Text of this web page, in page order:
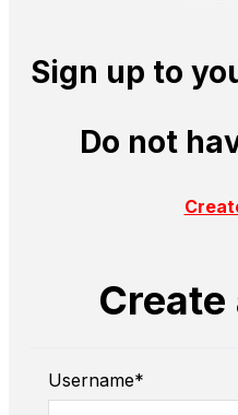
Sign up to
Do not
Username*